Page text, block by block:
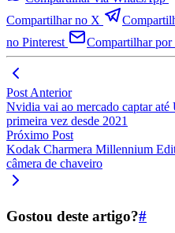
Compartilhar no X
no Pinterest
Compartilhar por
Post Anterior
Nvidia vai ao mercado captar
primeira vez desde 2021
Próximo Post
Kodak Charmera Millennium
câmera de chaveiro
Gostou deste artigo?#